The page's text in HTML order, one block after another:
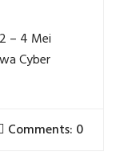
– 4 Mei
Cyber
Comments: 0